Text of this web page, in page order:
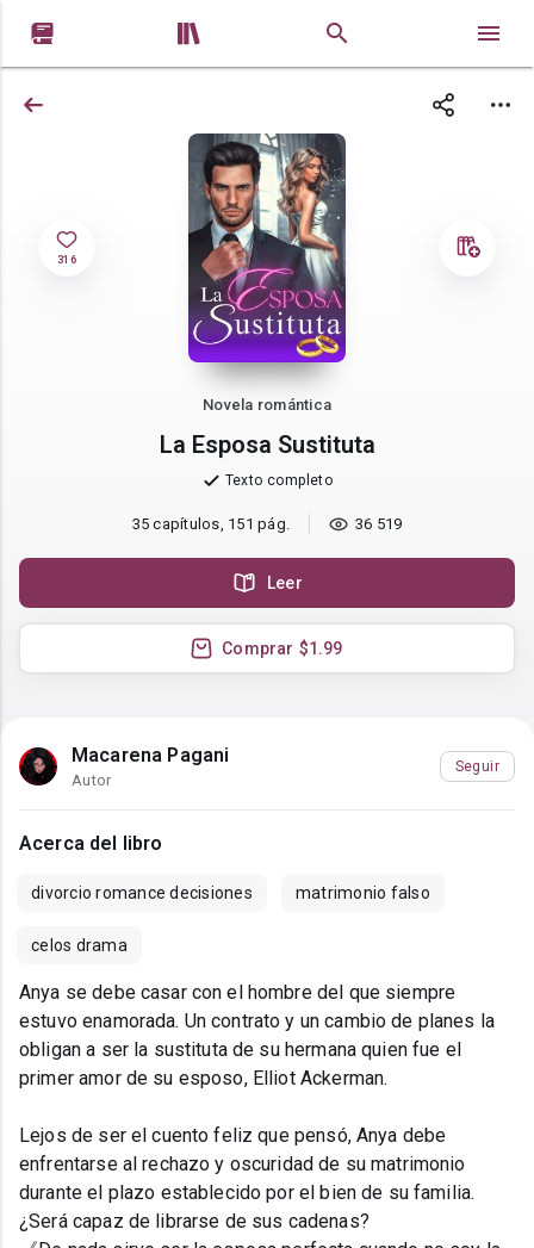
 
316
Novela romántica
La Esposa Sustituta
Texto completo
35 capítulos, 151 pág. 36 519
Leer
Comprar $1.99
Macarena Pagani
Autor
Seguir
Acerca del libro
divorcio romance decisiones matrimonio falso
celos drama
Anya se debe casar con el hombre del que siempre
estuvo enamorada. Un contrato y un cambio de planes la
obligan a ser la sustituta de su hermana quien fue el
primer amor de su esposo, Elliot Ackerman.
Lejos de ser el cuento feliz que pensó, Anya debe
enfrentarse al rechazo y oscuridad de su matrimonio
durante el plazo establecido por el bien de su familia.
¿Será capaz de librarse de sus cadenas?